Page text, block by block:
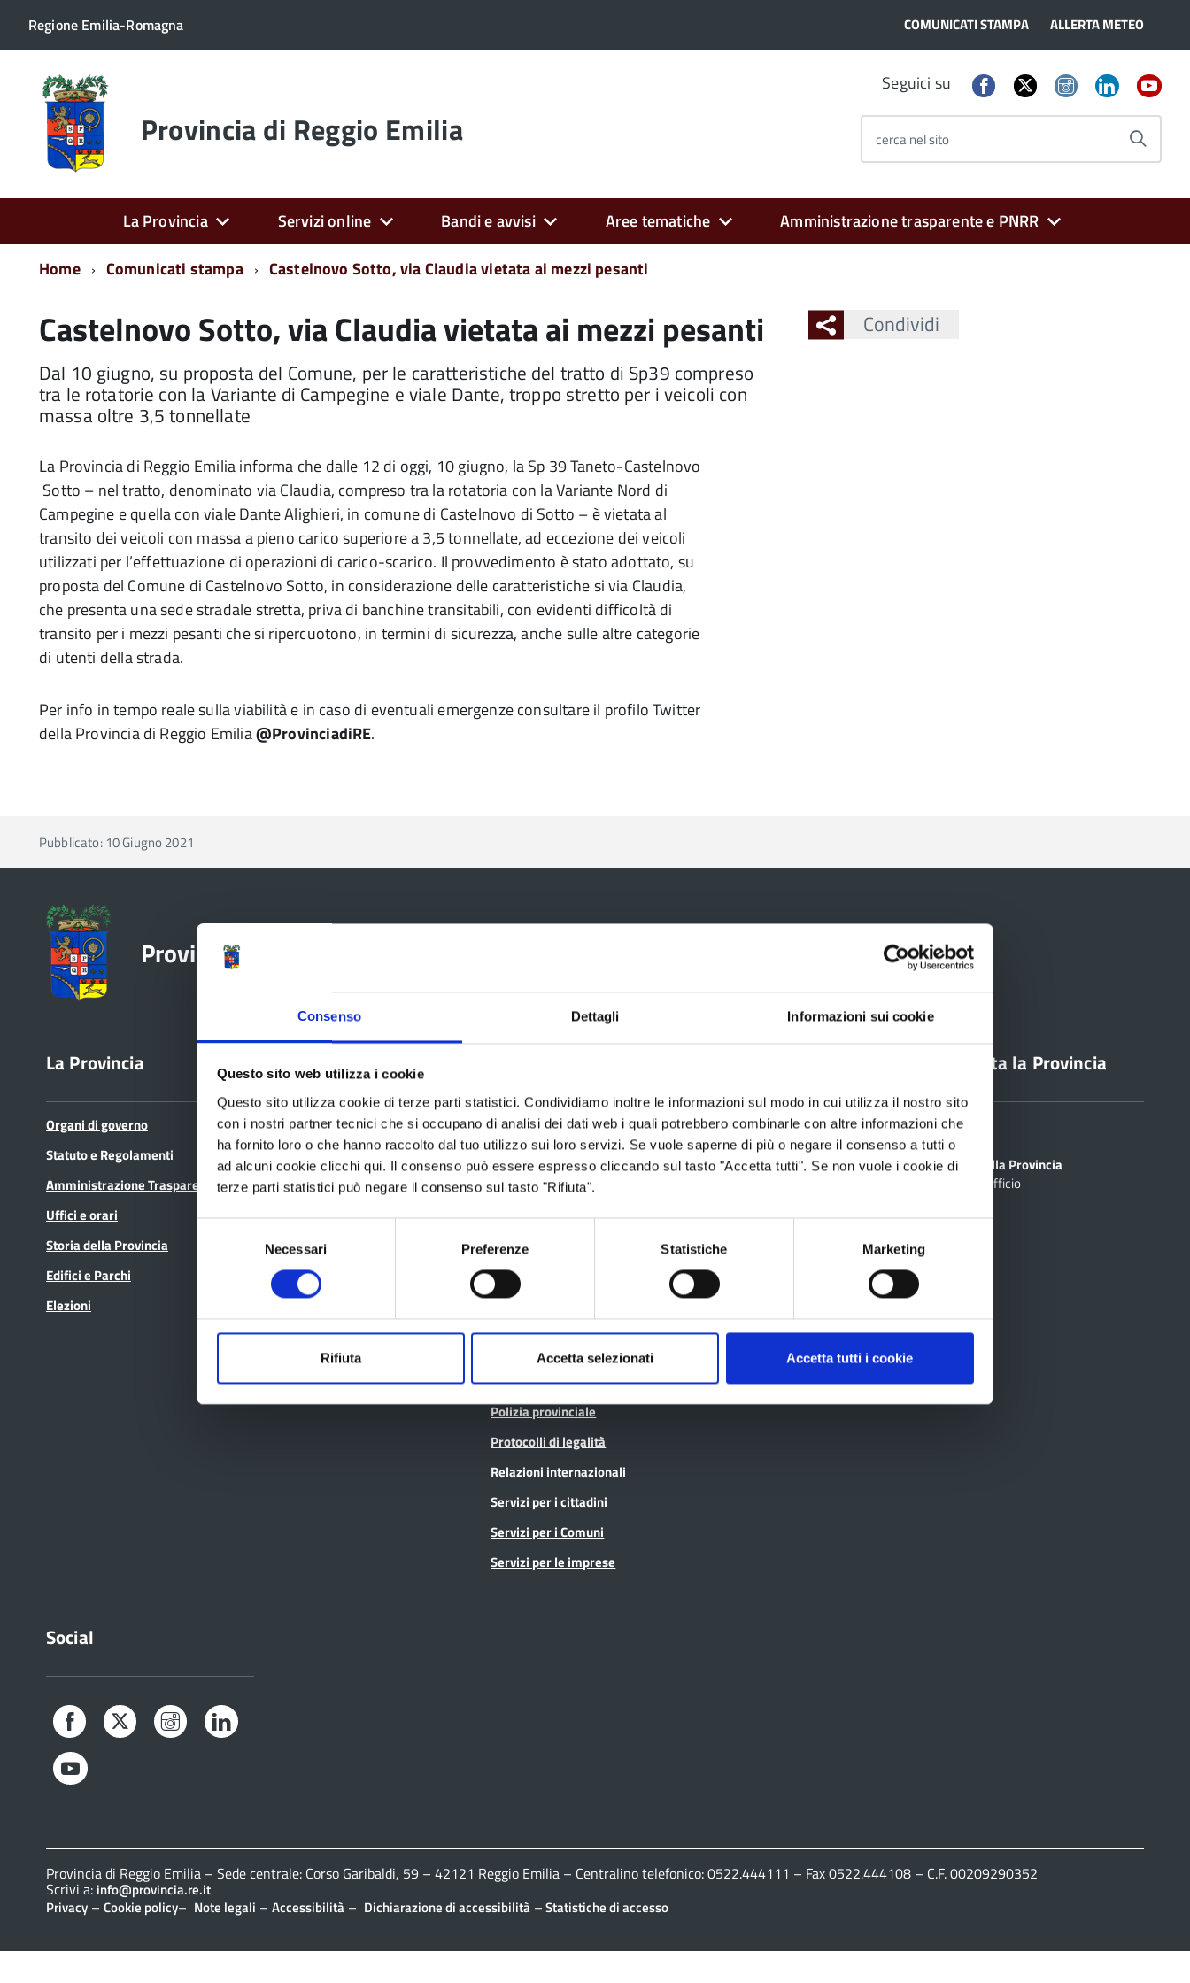
Consenso Dettagli Informazioni sui cookie
Questo sito web utilizza i cookie
Questo sito utilizza cookie di terze parti statistici. Condividiamo inoltre le informazioni sul modo in cui utilizza il nostro sito
con i nostri partner tecnici che si occupano di analisi dei dati web i quali potrebbero combinarle con altre informazioni che
ha fornito loro o che hanno raccolto dal tuo utilizzo sui loro servizi. Se vuole saperne di più o negare il consenso a tutti o
ad alcuni cookie clicchi qui. Il consenso può essere espresso cliccando sul tasto "Accetta tutti". Se non vuole i cookie di
terze parti statistici può negare il consenso sul tasto "Rifiuta".
Necessari Preferenze Statistiche Marketing
Rifiuta Accetta selezionati Accetta tutti i cookie
Regione Emilia-Romagna COMUNICATI STAMPA ALLERTA METEO
Torna
alla
home
page Provincia di Reggio Emilia
Seguici su
cerca nel sito
La Provincia Servizi online Bandi e avvisi Aree tematiche
Amministrazione trasparente e PNRR
Home
Comunicati stampa Castelnovo Sotto, via Claudia vietata ai mezzi pesanti
Castelnovo Sotto, via Claudia vietata ai mezzi pesanti
Dal 10 giugno, su proposta del Comune, per le caratteristiche del tratto di Sp39 compreso
tra le rotatorie con la Variante di Campegine e viale Dante, troppo stretto per i veicoli con
massa oltre 3,5 tonnellate
La Provincia di Reggio Emilia informa che dalle 12 di oggi, 10 giugno, la Sp 39 Taneto-Castelnovo
Sotto – nel tratto, denominato via Claudia, compreso tra la rotatoria con la Variante Nord di
Campegine e quella con viale Dante Alighieri, in comune di Castelnovo di Sotto – è vietata al
transito dei veicoli con massa a pieno carico superiore a 3,5 tonnellate, ad eccezione dei veicoli
utilizzati per l’effettuazione di operazioni di carico-scarico. Il provvedimento è stato adottato, su
proposta del Comune di Castelnovo Sotto, in considerazione delle caratteristiche si via Claudia,
che presenta una sede stradale stretta, priva di banchine transitabili, con evidenti difficoltà di
transito per i mezzi pesanti che si ripercuotono, in termini di sicurezza, anche sulle altre categorie
di utenti della strada.
Per info in tempo reale sulla viabilità e in caso di eventuali emergenze consultare il profilo Twitter
della Provincia di Reggio Emilia@ProvinciadiRE.
Condividi
Pubblicato: 10 Giugno 2021
Provincia di Reggio Emilia
La Provincia
Organi di governo
Statuto e Regolamenti
Amministrazione Trasparente
Uffici e orari
Storia della Provincia
Edifici e Parchi
Elezioni
Bandi e avvisi
Bandi di gara
Avvisi pubblici
Concorsi e selezioni
In scadenza
Archivio
Bilancio
Conferenza Territoriale Sociale e
Istruzione
Noi Contro le Mafie
Osservatori e statistiche
Pari opportunità
Pianificazione territoriale
Polizia provinciale
Protocolli di legalità
Relazioni internazionali
Servizi per i cittadini
Servizi per i Comuni
Servizi per le imprese
Albo fornitori
Albo pretorio
Consulta gli atti
Geoportale cartografico
Lavoro per te
Pagamenti
SPID - LepidaID
Contatta la Provincia
Sedi
PEC
Scrivi alla Provincia
Cerca Ufficio
Social
Facebook Twitter Instagram
Provincia di Reggio Emilia – Sede centrale: Corso Garibaldi, 59 – 42121 Reggio Emilia – Centralino telefonico: 0522.444111 – Fax 0522.444108 – C.F. 00209290352
Scrivi a: info@provincia.re.it
Privacy – Cookie policy– Note legali – Accessibilità – Dichiarazione di accessibilità –Statistiche di accesso